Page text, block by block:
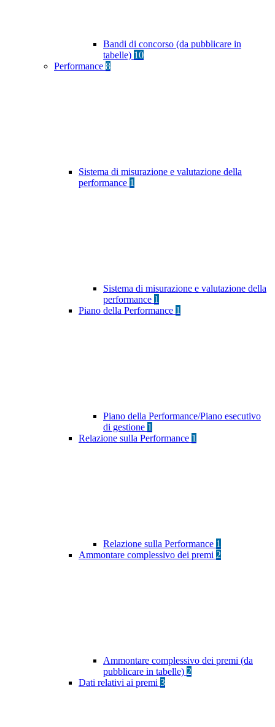
Bandi di concorso (da pubblicare in
tabelle) 10
Performance 8
Sistema di misurazione e valutazione della
performance 1
Sistema di misurazione e valutazione della
performance 1
Piano della Performance 1
Piano della Performance/Piano esecutivo
di gestione 1
Relazione sulla Performance 1
Relazione sulla Performance 1
Ammontare complessivo dei premi 2
Ammontare complessivo dei premi (da
pubblicare in tabelle) 2
Dati relativi ai premi 3